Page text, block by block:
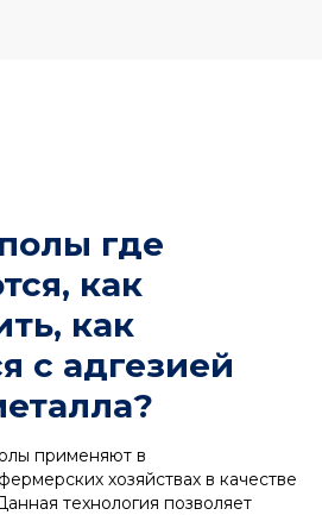
где
как
как
с адгезией
применяют в
хозяйствах в качестве
технология позволяет